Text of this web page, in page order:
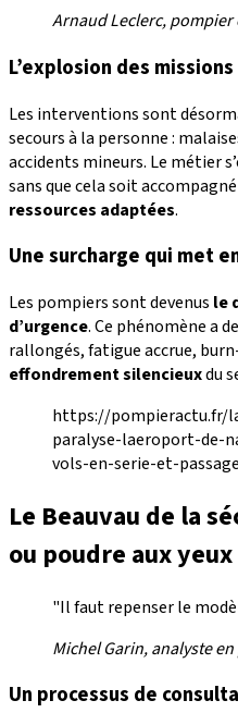
Arnaud Leclerc, pompier
L’explosion des
Les interventions sont
secours à la personne :
accidents mineurs. Le métier
sans que cela soit
ressources adaptées.
Une surcharge qui met
Les pompiers sont devenus le
d’urgence. Ce phénomène a
rallongés, fatigue accrue,
effondrement silencieuxdu
https://pompieractu.fr/
paralyse-laeroport-de-
vols-en-serie-et-
Le Beauvau de la
ou poudre aux yeux
"Il faut repenser le
Michel Garin, analyste
Un processus de